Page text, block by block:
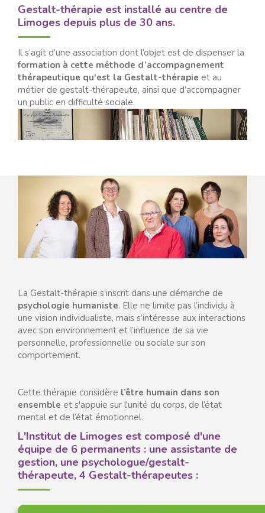
Gestalt-thérapie est installé au centre de
Limoges depuis plus de 30 ans.
Il s’agit d’une association dont l’objet est de dispenser la
formation à cette méthode d’accompagnement
thérapeutique qu'est la Gestalt-thérapie et au
métier de gestalt-thérapeute, ainsi que d’accompagner
un public en difficulté sociale.
La Gestalt-thérapie s’inscrit dans une démarche de
psychologie humaniste. Elle ne limite pas l’individu à
une vision individualiste, mais s’intéresse aux interactions
avec son environnement et l’influence de sa vie
personnelle, professionnelle ou sociale sur son
comportement.
Cette thérapie considère l’être humain dans son
ensemble et s'appuie sur l'unité du corps, de l’état
mental et de l’état émotionnel.
L'Institut de Limoges est composé d'une
équipe de 6 permanents : une assistante de
gestion, une psychologue/gestalt-
thérapeute, 4 Gestalt-thérapeutes :